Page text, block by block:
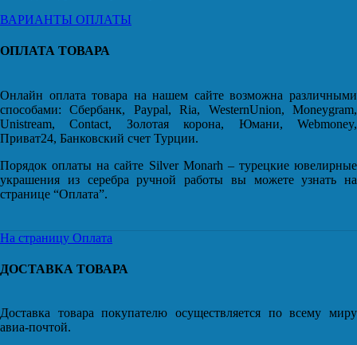
ВАРИАНТЫ ОПЛАТЫ
ОПЛАТА ТОВАРА
Онлайн оплата товара на нашем сайте возможна различными
способами: Сбербанк, Paypal, Ria, WesternUnion, Moneygram,
Unistream, Contact, Золотая корона, Юмани, Webmoney,
Приват24, Банковский счет Турции.
Порядок оплаты на сайте Silver Monarh – турецкие ювелирные
украшения из серебра ручной работы вы можете узнать на
странице “Оплата”.
На страницу Оплата
ДОСТАВКА ТОВАРА
Доставка товара покупателю осуществляется по всему миру
авиа-почтой.